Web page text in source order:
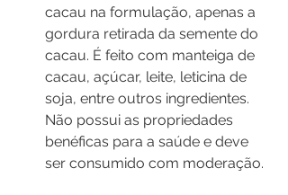
cacau na formulação, apenas a
gordura retirada da semente do
cacau. É feito com manteiga de
cacau, açúcar, leite, leticina de
soja, entre outros ingredientes.
Não possui as propriedades
benéficas para a saúde e deve
ser consumido com moderação.